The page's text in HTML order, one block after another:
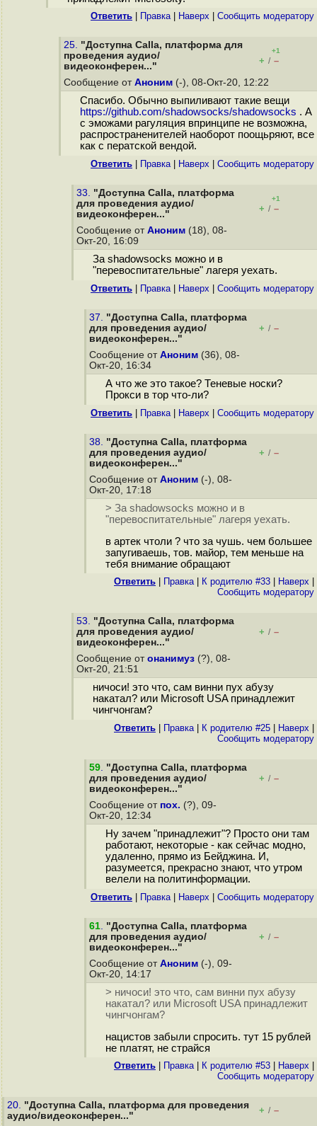
Ответить Правка| Наверх Cообщить модератору
25. "Доступна Calla, платформа для
проведения аудио/
видеоконферен..."
+1
+ / –
Сообщение от Аноним (-), 08-Окт-20, 12:22
Спасибо. Обычно выпиливают такие вещи
https://github.com/shadowsocks/shadowsocks . А
с эможами рагуляция впринципе не возможна,
распространенителей наоборот поощьряют, все
как с ператской вендой.
Ответить Правка| Наверх Cообщить модератору
33. "Доступна Calla, платформа
для проведения аудио/
видеоконферен..."
+1
+ / –
Сообщение от Аноним (18), 08-
Окт-20, 16:09
За shadowsocks можно и в
"перевоспитательные" лагеря уехать.
Ответить Правка| Наверх Cообщить модератору
37. "Доступна Calla, платформа
для проведения аудио/
видеоконферен..."
+ / –
Сообщение от Аноним (36), 08-
Окт-20, 16:34
А что же это такое? Теневые носки?
Прокси в тор что-ли?
Ответить Правка| Наверх Cообщить модератору
38. "Доступна Calla, платформа
для проведения аудио/
видеоконферен..."
+ / –
Сообщение от Аноним (-), 08-
Окт-20, 17:18
> За shadowsocks можно и в
"перевоспитательные" лагеря уехать.
в артек чтоли ? что за чушь. чем большее
запугиваешь, тов. майор, тем меньше на
тебя внимание обращают
Ответить Правка| К родителю #33 Наверх
Cообщить модератору
53. "Доступна Calla, платформа
для проведения аудио/
видеоконферен..."
+ / –
Сообщение от онанимуз (?), 08-
Окт-20, 21:51
ничоси! это что, сам винни пух абузу
накатал? или Microsoft USA принадлежит
чингчонгам?
Ответить Правка| К родителю #25 Наверх
Cообщить модератору
59. "Доступна Calla, платформа
для проведения аудио/
видеоконферен..."
+ / –
Сообщение от пох. (?), 09-
Окт-20, 12:34
Ну зачем "принадлежит"? Просто они там
работают, некоторые - как сейчас модно,
удаленно, прямо из Бейджина. И,
разумеется, прекрасно знают, что утром
велели на политинформации.
Ответить Правка| Наверх Cообщить модератору
61. "Доступна Calla, платформа
для проведения аудио/
видеоконферен..."
+ / –
Сообщение от Аноним (-), 09-
Окт-20, 14:17
> ничоси! это что, сам винни пух абузу
накатал? или Microsoft USA принадлежит
чингчонгам?
нацистов забыли спросить. тут 15 рублей
не платят, не страйся
Ответить Правка| К родителю #53 Наверх
Cообщить модератору
20. "Доступна Calla, платформа для проведения
аудио/видеоконферен..."
+ / –